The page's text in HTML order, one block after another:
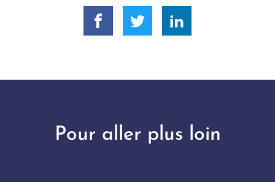
Pour aller plus loin